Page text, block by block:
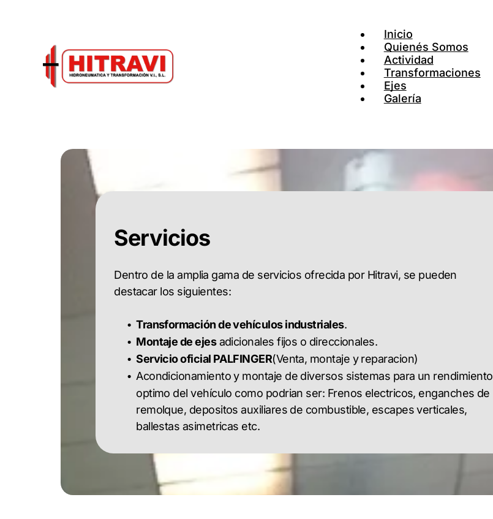
Inicio
Quienés Somos
Actividad
Transformaciones
Ejes
Galería
Servicios
Dentro de la amplia gama de servicios ofrecida por Hitravi, se pueden
destacar los siguientes:
Transformación de vehículos industriales.
Montaje de ejes adicionales fijos o direccionales.
Servicio oficial PALFINGER(Venta, montaje y reparacion)
Acondicionamiento y montaje de diversos sistemas para un rendimiento
optimo del vehículo como podrian ser: Frenos electricos, enganches de
remolque, depositos auxiliares de combustible, escapes verticales,
ballestas asimetricas etc.